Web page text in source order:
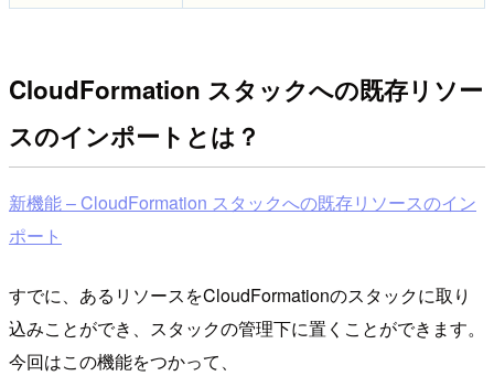
CloudFormation スタックへの既存リソー
スのインポートとは？
新機能 – CloudFormation スタックへの既存リソースのイン
ポート
すでに、あるリソースをCloudFormationのスタックに取り
込みことができ、スタックの管理下に置くことができます。
今回はこの機能をつかって、